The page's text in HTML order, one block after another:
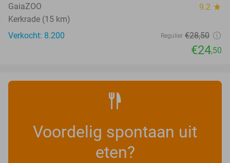
GaiaZOO 9.2 star
Kerkrade (15 km)
Verkocht: 8.200
Regulier €28,50
€24,50
Voordelig spontaan uit
eten?